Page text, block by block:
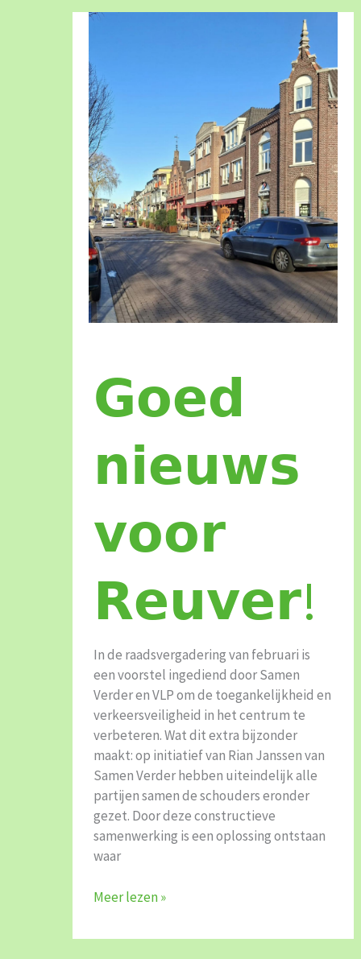
𝗚𝗼𝗲𝗱
𝗻𝗶𝗲𝘂𝘄𝘀
𝘃𝗼𝗼𝗿
𝗥𝗲𝘂𝘃𝗲𝗿!
In de raadsvergadering van februari is
een voorstel ingediend door Samen
Verder en VLP om de toegankelijkheid en
verkeersveiligheid in het centrum te
verbeteren. Wat dit extra bijzonder
maakt: op initiatief van Rian Janssen van
Samen Verder hebben uiteindelijk alle
partijen samen de schouders eronder
gezet. Door deze constructieve
samenwerking is een oplossing ontstaan
waar
𝘃𝗼𝗼𝗿
𝗥𝗲𝘂𝘃𝗲𝗿!
Meer lezen »